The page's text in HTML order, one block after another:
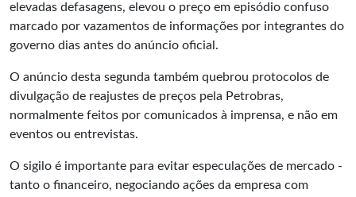
elevadas defasagens, elevou o preço em episódio confuso
marcado por vazamentos de informações por integrantes do
governo dias antes do anúncio oficial.
O anúncio desta segunda também quebrou protocolos de
divulgação de reajustes de preços pela Petrobras,
normalmente feitos por comunicados à imprensa, e não em
eventos ou entrevistas.
O sigilo é importante para evitar especulações de mercado -
tanto o financeiro, negociando ações da empresa com